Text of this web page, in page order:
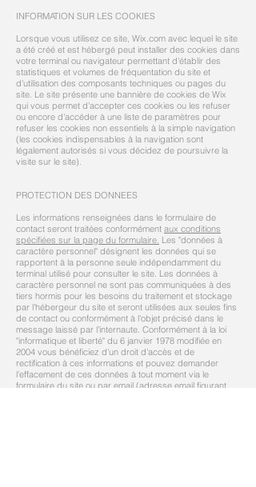
INFORMATION SUR LES COOKIES
Lorsque vous utilisez ce site, Wix.com avec lequel le site
a été créé et est hébergé peut installer des cookies dans
votre terminal ou navigateur permettant d'établir des
statistiques et volumes de fréquentation du site et
d'utilisation des composants techniques ou pages du
site. Le site présente une bannière de cookies de Wix
qui vous permet d'accepter ces cookies ou les refuser
ou encore d'accéder à une liste de paramètres pour
refuser les cookies non essentiels à la simple navigation
(les cookies indispensables à la navigation sont
légalement autorisés si vous décidez de poursuivre la
visite sur le site).
PROTECTION DES DONNEES
Les informations renseignées dans le formulaire de
contact seront traitées conformément aux conditions
spécifiées sur la page du formulaire. Les "données à
caractère personnel" désignent les données qui se
rapportent à la personne seule indépendamment du
terminal utilisé pour consulter le site. Les données à
caractère personnel ne sont pas communiquées à des
tiers hormis pour les besoins du traitement et stockage
par l'hébergeur du site et seront utilisées aux seules fins
de contact ou conformément à l'objet précisé dans le
message laissé par l'internaute. Conformément à la loi
"informatique et liberté" du 6 janvier 1978 modifiée en
2004 vous bénéficiez d'un droit d'accès et de
rectification à ces informations et pouvez demander
l'effacement de ces données à tout moment via le
formulaire du site ou par email (adresse email figurant